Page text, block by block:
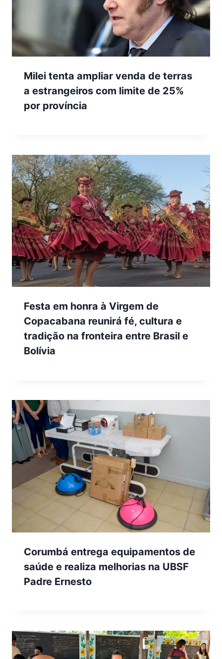
Milei tenta ampliar venda de terras
a estrangeiros com limite de 25%
por província
Festa em honra à Virgem de
Copacabana reunirá fé, cultura e
tradição na fronteira entre Brasil e
Bolívia
Corumbá entrega equipamentos de
saúde e realiza melhorias na UBSF
Padre Ernesto